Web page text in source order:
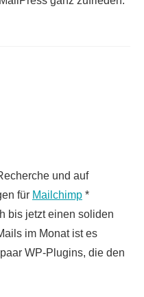
und auf
für Mailchimp *
bis jetzt einen soliden
im Monat ist es
WP-Plugins, die den